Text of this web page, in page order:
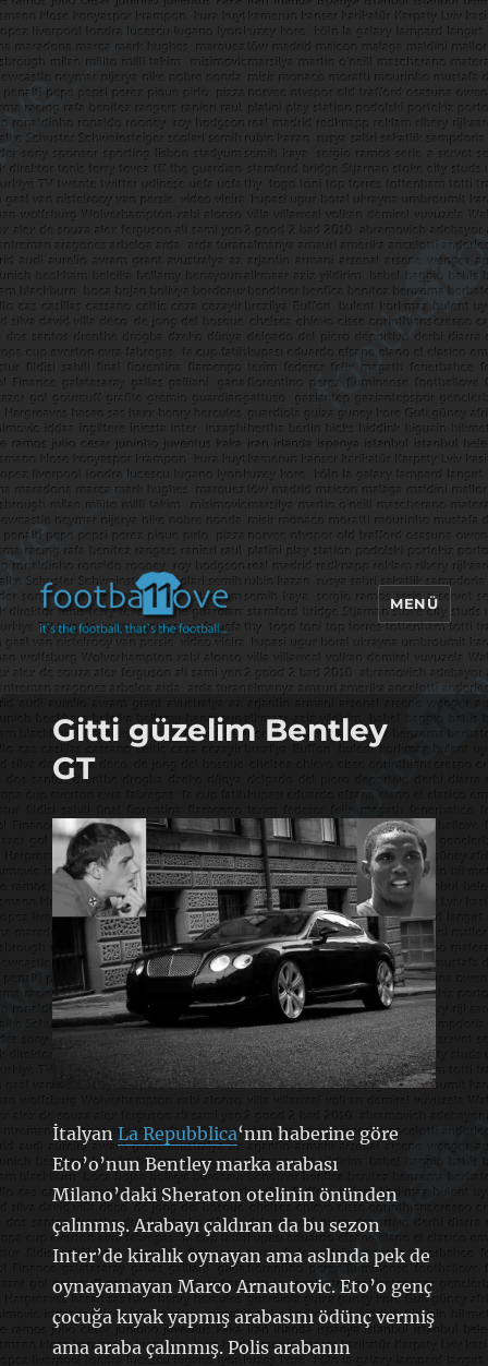
footbaLLove
MENÜ
Gitti güzelim Bentley
GT
İtalyan La Repubblica‘nın haberine göre
Eto’o’nun Bentley marka arabası
Milano’daki Sheraton otelinin önünden
çalınmış. Arabayı çaldıran da bu sezon
Inter’de kiralık oynayan ama aslında pek de
oynayamayan Marco Arnautovic. Eto’o genç
çocuğa kıyak yapmış arabasını ödünç vermiş
ama araba çalınmış. Polis arabanın